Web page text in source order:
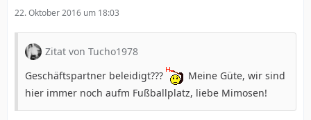
22. Oktober 2016 um 18:03
Zitat von Tucho1978
Geschäftspartner beleidigt???
Meine Güte, wir sind
hier immer noch aufm Fußballplatz, liebe Mimosen!